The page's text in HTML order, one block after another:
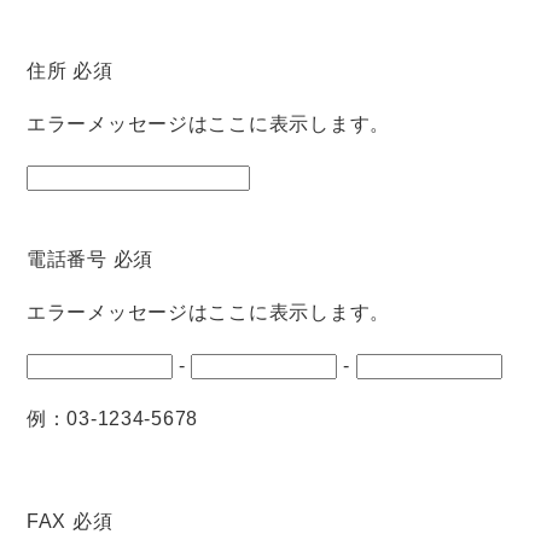
住所 必須
エラーメッセージはここに表示します。
電話番号 必須
エラーメッセージはここに表示します。
- -
例：03-1234-5678
FAX 必須